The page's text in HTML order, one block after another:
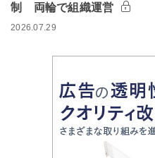
制 両輪で組織運営
2026.07.29